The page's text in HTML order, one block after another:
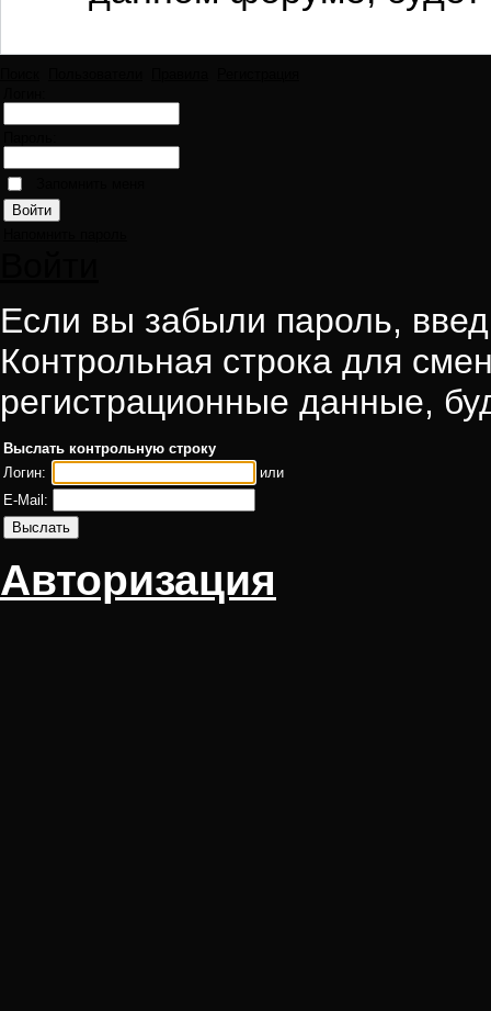
Если вы забыли пароль,
Контрольная строка для
регистрационные данные,
Выслать контрольную строку
Логин:
или
E-Mail:
Авторизация